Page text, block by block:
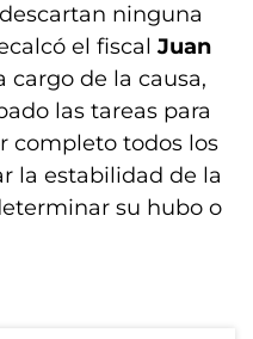
ninguna
el fiscal Juan
cargo de la causa,
las tareas para
completo todos los
la estabilidad de la
su hubo o